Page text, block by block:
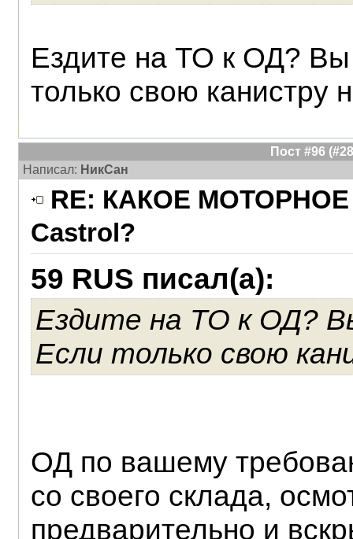
Ездите на ТО к ОД? Вы
только свою канистру
Пост #96
Написал: НикСан
RE: КАКОЕ
Castrol?
59 RUS писал(а):
Ездите на ТО к ОД?
Если только свою
ОД по вашему
со своего склада,
предварительно и